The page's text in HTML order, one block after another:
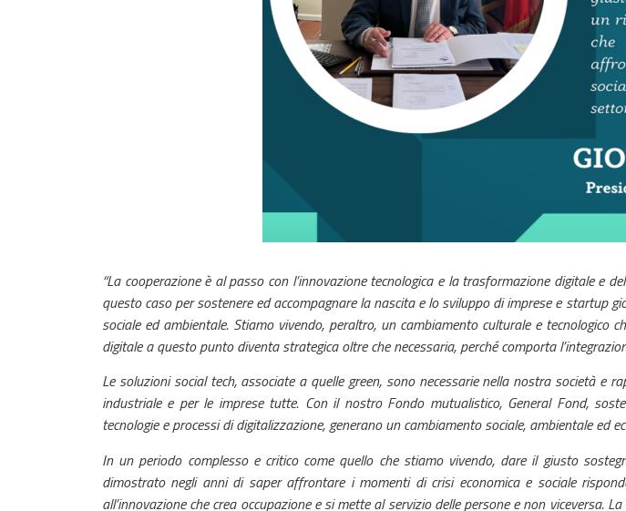
“La cooperazione è al passo con l’innovazione tecnologica e la trasformazione digitale
questo caso per sostenere ed accompagnare la nascita e lo sviluppo di imprese e startup
sociale ed ambientale. Stiamo vivendo, peraltro, un cambiamento culturale e
digitale a questo punto diventa strategica oltre che necessaria, perché comporta
Le soluzioni social tech, associate a quelle green, sono necessarie nella nostra società
industriale e per le imprese tutte. Con il nostro Fondo mutualistico, General Fond,
tecnologie e processi di digitalizzazione, generano un cambiamento sociale, ambientale ed
In un periodo complesso e critico come quello che stiamo vivendo, dare il giusto
dimostrato negli anni di saper affrontare i momenti di crisi economica e sociale
all’innovazione che crea occupazione e si mette al servizio delle persone e non viceversa.